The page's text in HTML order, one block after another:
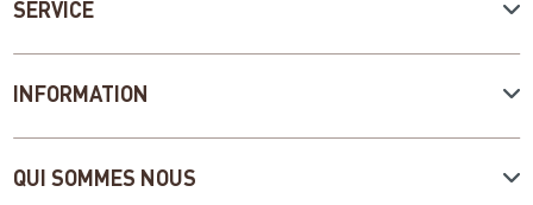
SERVICE
INFORMATION
QUI SOMMES NOUS